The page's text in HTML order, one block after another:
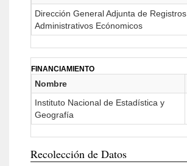
Dirección General Adjunta de Registros
Administrativos Ecónomicos
FINANCIAMIENTO
Nombre
Instituto Nacional de Estadística y
Geografía
Recolección de Datos